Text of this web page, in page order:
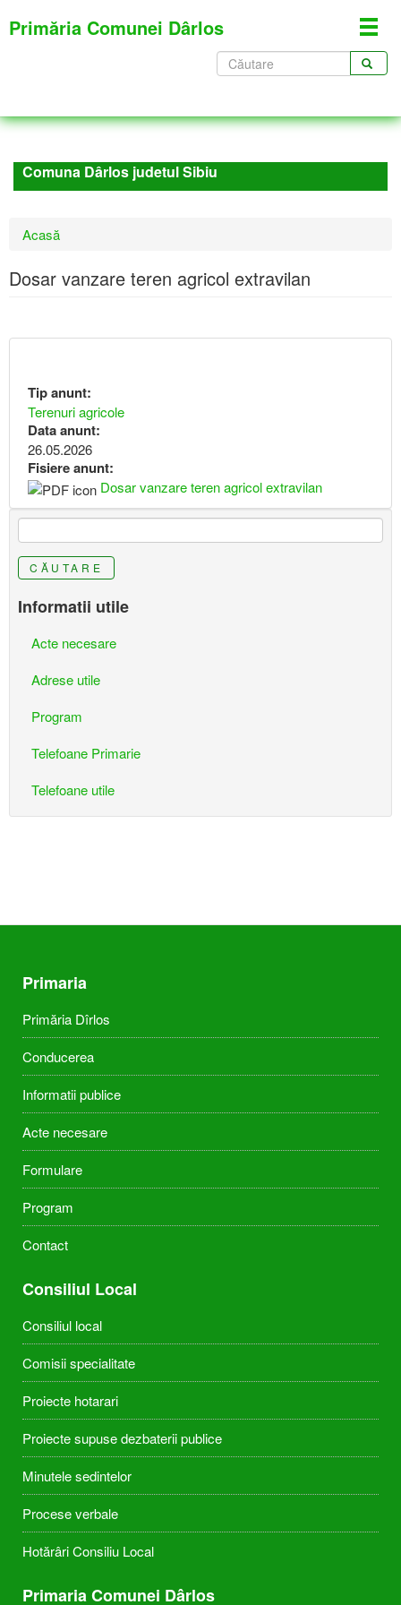
Primăria Comunei Dârlos
Formular
de
Comuna Dârlos judetul Sibiu
Eşti
aici
Acasă
Dosar vanzare teren agricol extravilan
Tip anunt:
Terenuri agricole
Data anunt:
26.05.2026
Fisiere anunt:
Dosar vanzare teren agricol extravilan
CĂUTARE
Informatii utile
Acte necesare
Adrese utile
Program
Telefoane Primarie
Telefoane utile
Primaria
Primăria Dîrlos
Conducerea
Informatii publice
Acte necesare
Formulare
Program
Contact
Consiliul Local
Consiliul local
Comisii specialitate
Proiecte hotarari
Proiecte supuse dezbaterii publice
Minutele sedintelor
Procese verbale
Hotărâri Consiliu Local
Primaria Comunei Dârlos